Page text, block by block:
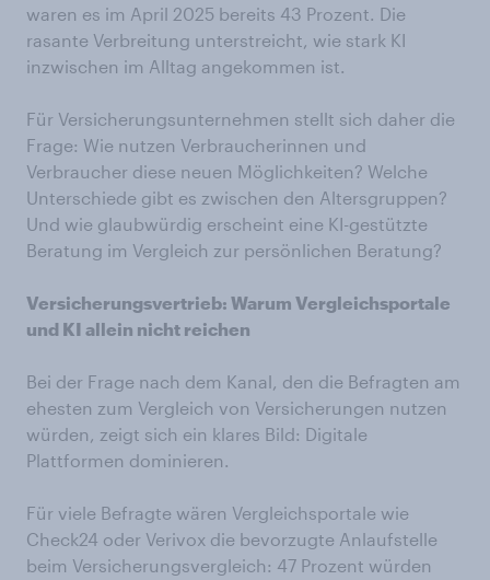
waren es im April 2025 bereits 43 Prozent. Die
rasante Verbreitung unterstreicht, wie stark KI
inzwischen im Alltag angekommen ist.
Für Versicherungsunternehmen stellt sich daher die
Frage: Wie nutzen Verbraucherinnen und
Verbraucher diese neuen Möglichkeiten? Welche
Unterschiede gibt es zwischen den Altersgruppen?
Und wie glaubwürdig erscheint eine KI-gestützte
Beratung im Vergleich zur persönlichen Beratung?
Versicherungsvertrieb: Warum Vergleichsportale
und KI allein nicht reichen
Bei der Frage nach dem Kanal, den die Befragten am
ehesten zum Vergleich von Versicherungen nutzen
würden, zeigt sich ein klares Bild: Digitale
Plattformen dominieren.
Für viele Befragte wären Vergleichsportale wie
Check24 oder Verivox die bevorzugte Anlaufstelle
beim Versicherungsvergleich: 47 Prozent würden